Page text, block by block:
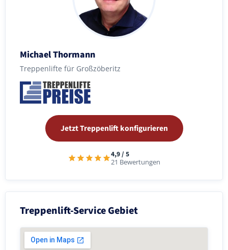
Michael Thormann
Treppenlifte für Großzöberitz
Jetzt Treppenlift konfigurieren
4,9 / 5
21 Bewertungen
Treppenlift-Service Gebiet